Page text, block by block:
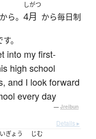
ら。
しがつ
4月 から毎日制
。
into my first-
high school
and I look forward
every day
— Jreibun
Details ▸
ぎょう じむ